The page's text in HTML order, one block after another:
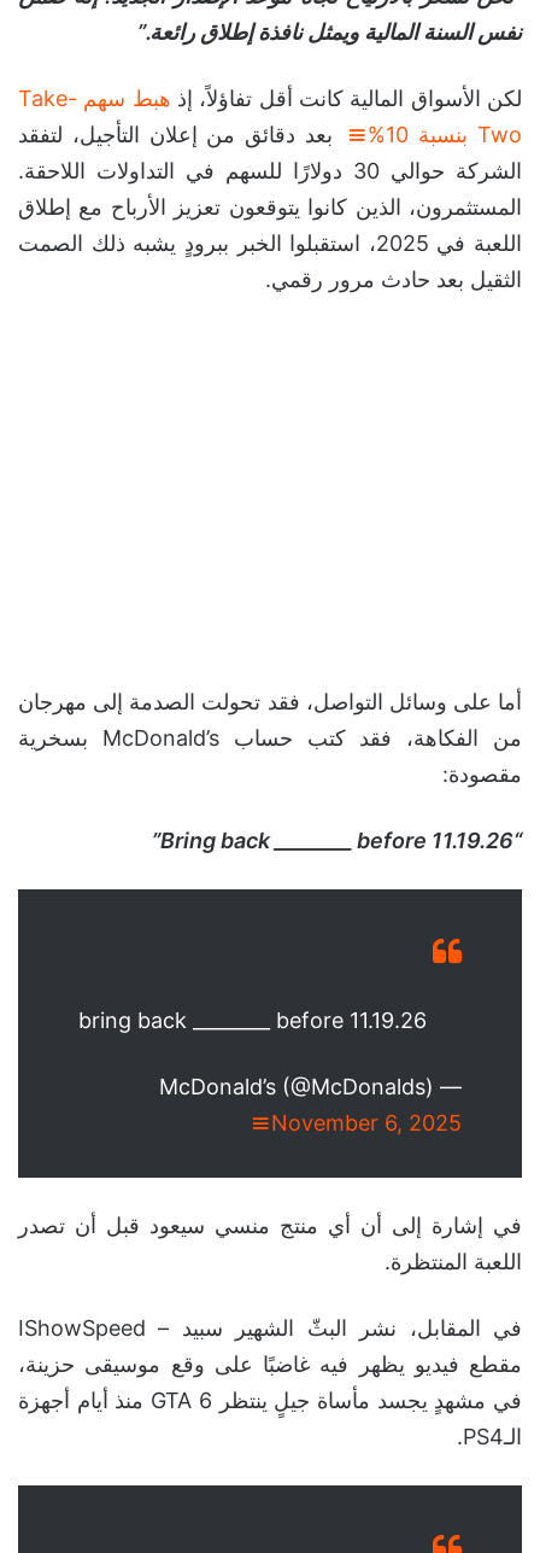
نفس السنة المالية ويمثل نافذة إطلاق رائعة.”
لكن الأسواق المالية كانت أقل تفاؤلاً، إذ
هبط سهم Take-
Two بنسبة 10%
بعد دقائق من إعلان التأجيل، لتفقد
الشركة حوالي 30 دولارًا للسهم في التداولات اللاحقة.
المستثمرون، الذين كانوا يتوقعون تعزيز الأرباح مع إطلاق
اللعبة في 2025، استقبلوا الخبر ببرودٍ يشبه ذلك الصمت
الثقيل بعد حادث مرور رقمي.
أما على وسائل التواصل، فقد تحولت الصدمة إلى مهرجان
من الفكاهة، فقد كتب حساب McDonald’s بسخرية
مقصودة:
“Bring back ________ before 11.19.26”
bring back ________ before 11.19.26
— McDonald’s (@McDonalds)
November 6, 2025
في إشارة إلى أن أي منتج منسي سيعود قبل أن تصدر
اللعبة المنتظرة.
في المقابل، نشر البثّ الشهير سبيد – IShowSpeed
مقطع فيديو يظهر فيه غاضبًا على وقع موسيقى حزينة،
في مشهدٍ يجسد مأساة جيلٍ ينتظر GTA 6 منذ أيام أجهزة
الـPS4.